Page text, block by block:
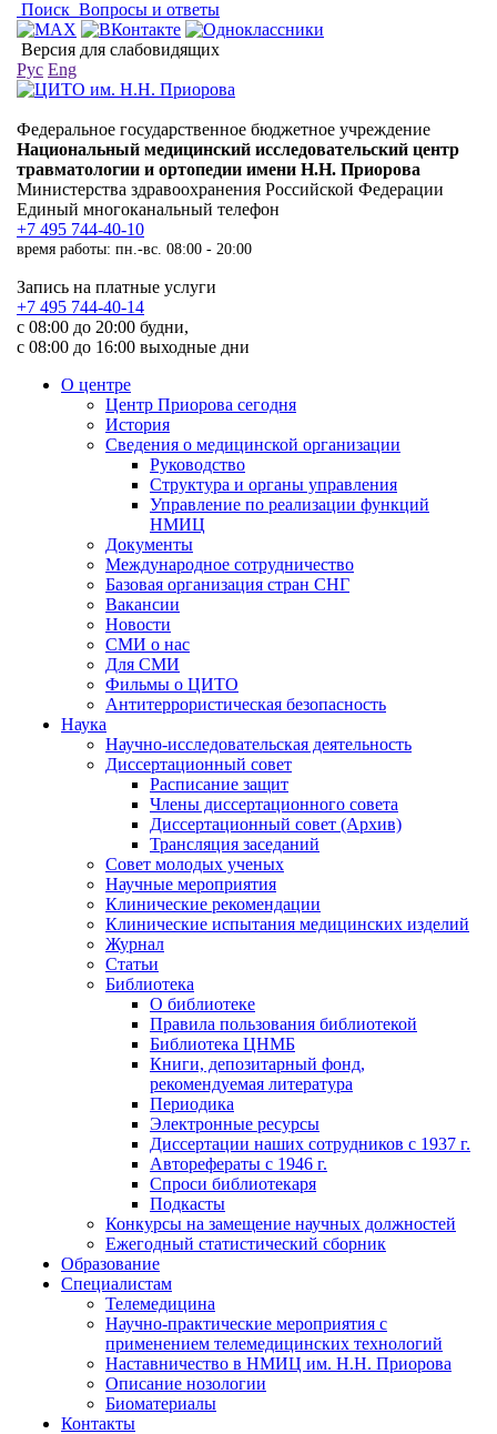
Поиск Вопросы и ответы
Версия для слабовидящих
Рус Eng
Федеральное государственное бюджетное учреждение
Национальный медицинский исследовательский центр
травматологии и ортопедии имени Н.Н. Приорова
Министерства здравоохранения Российской Федерации
Единый многоканальный телефон
+7 495 744-40-10
время работы: пн.-вс. 08:00 - 20:00
Запись на платные услуги
+7 495 744-40-14
с 08:00 до 20:00 будни,
с 08:00 до 16:00 выходные дни
О центре
Центр Приорова сегодня
История
Сведения о медицинской организации
Руководство
Структура и органы управления
Управление по реализации функций
НМИЦ
Документы
Международное сотрудничество
Базовая организация стран СНГ
Вакансии
Новости
СМИ о нас
Для СМИ
Фильмы о ЦИТО
Антитеррористическая безопасность
Наука
Научно-исследовательская деятельность
Диссертационный совет
Расписание защит
Члены диссертационного совета
Диссертационный совет (Архив)
Трансляция заседаний
Совет молодых ученых
Научные мероприятия
Клинические рекомендации
Клинические испытания медицинских изделий
Журнал
Статьи
Библиотека
О библиотеке
Правила пользования библиотекой
Библиотека ЦНМБ
Книги, депозитарный фонд,
рекомендуемая литература
Периодика
Электронные ресурсы
Диссертации наших сотрудников с 1937 г.
Авторефераты с 1946 г.
Спроси библиотекаря
Подкасты
Конкурсы на замещение научных должностей
Ежегодный статистический сборник
Образование
Специалистам
Телемедицина
Научно-практические мероприятия с
применением телемедицинских технологий
Наставничество в НМИЦ им. Н.Н. Приорова
Описание нозологии
Биоматериалы
Контакты